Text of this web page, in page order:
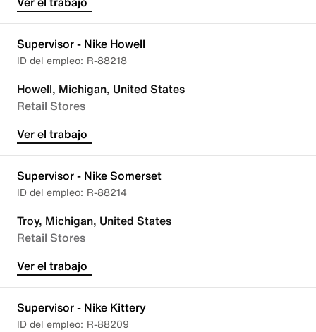
Supervisor - Nike Howell
R-88218
Howell, Michigan, United States
Retail Stores
Ver el trabajo
Supervisor - Nike Somerset
R-88214
Troy, Michigan, United States
Retail Stores
Ver el trabajo
Supervisor - Nike Kittery
R-88209